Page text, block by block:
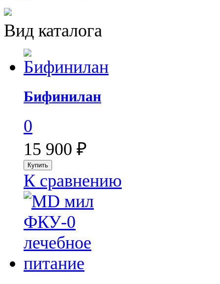
Вид каталога
Бифинилан
0
15 900 ₽
К сравнению